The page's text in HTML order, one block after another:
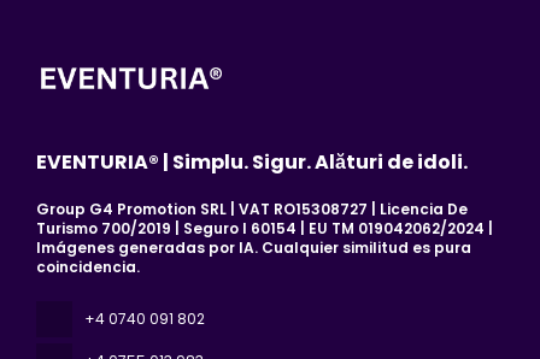
EVENTURIA® | Simplu. Sigur. Alături de idoli.
Group G4 Promotion SRL | VAT RO15308727 | Licencia De
Turismo 700/2019 | Seguro I 60154 | EU TM 019042062/2024 |
Imágenes generadas por IA. Cualquier similitud es pura
coincidencia.
+4 0740 091 802